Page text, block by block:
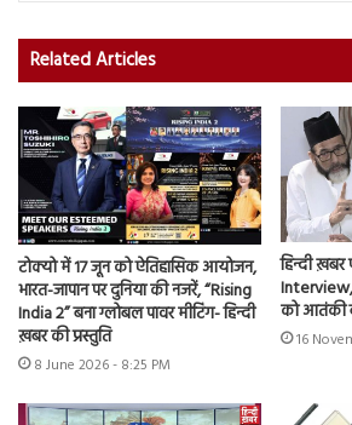
Related Articles
टोक्यो में 17 जून को ऐतिहासिक आयोजन,
भारत-जापान पर दुनिया की नजरें, “Rising
India 2” बना ग्लोबल पावर मीटिंग- हिन्दी
ख़बर की प्रस्तुति
8 June 2026 - 8:25 PM
हिन्दी
Interview,
को आतंकी
16